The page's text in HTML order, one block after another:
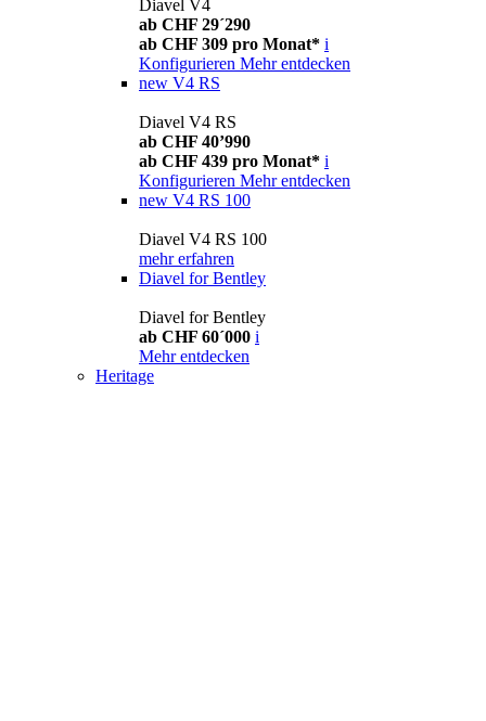
Diavel V4
ab CHF 29´290
ab CHF 309 pro Monat* i
Konfigurieren Mehr entdecken
new V4 RS
Diavel V4 RS
ab CHF 40’990
ab CHF 439 pro Monat* i
Konfigurieren Mehr entdecken
new V4 RS 100
Diavel V4 RS 100
mehr erfahren
Diavel for Bentley
Diavel for Bentley
ab CHF 60´000 i
Mehr entdecken
Heritage